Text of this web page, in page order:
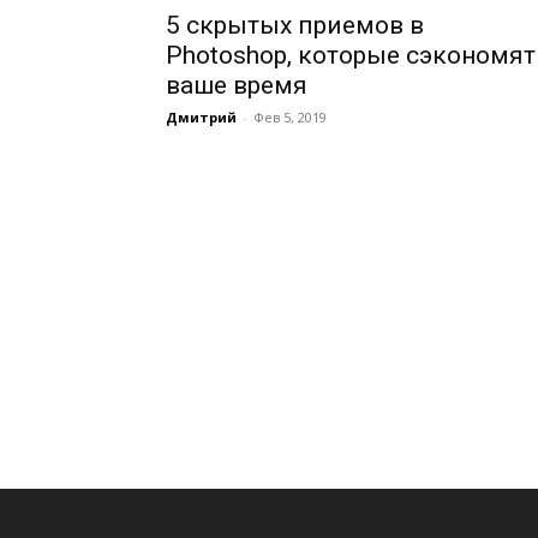
5 скрытых приемов в
Photoshop, которые сэкономят
ваше время
Дмитрий - Фев 5, 2019